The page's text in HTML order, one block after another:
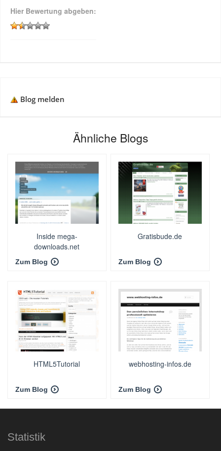
Hier Bewertung abgeben:
Blog melden
Ähnliche Blogs
Inside mega-
downloads.net
Zum Blog
Gratisbude.de
Zum Blog
HTML5Tutorial
Zum Blog
webhosting-infos.de
Zum Blog
Statistik